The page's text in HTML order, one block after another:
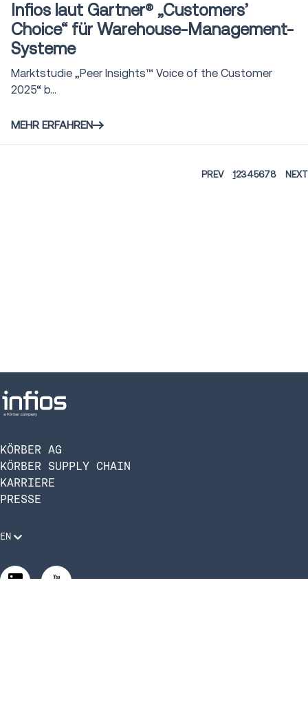
Infios laut Gartner® „Customers’
Choice“ für Warehouse-Management-
Systeme
Marktstudie „Peer Insights™ Voice of the Customer
2025“ b...
MEHR ERFAHREN
PREV 12345678 NEXT
KÖRBER AG
KÖRBER SUPPLY CHAIN
KARRIERE
PRESSE
EN